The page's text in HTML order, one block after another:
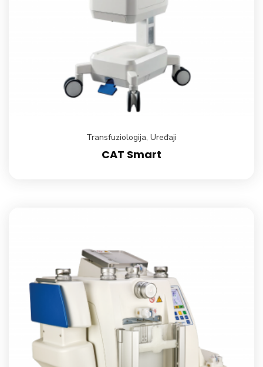
Transfuziologija, Uređaji
CAT Smart